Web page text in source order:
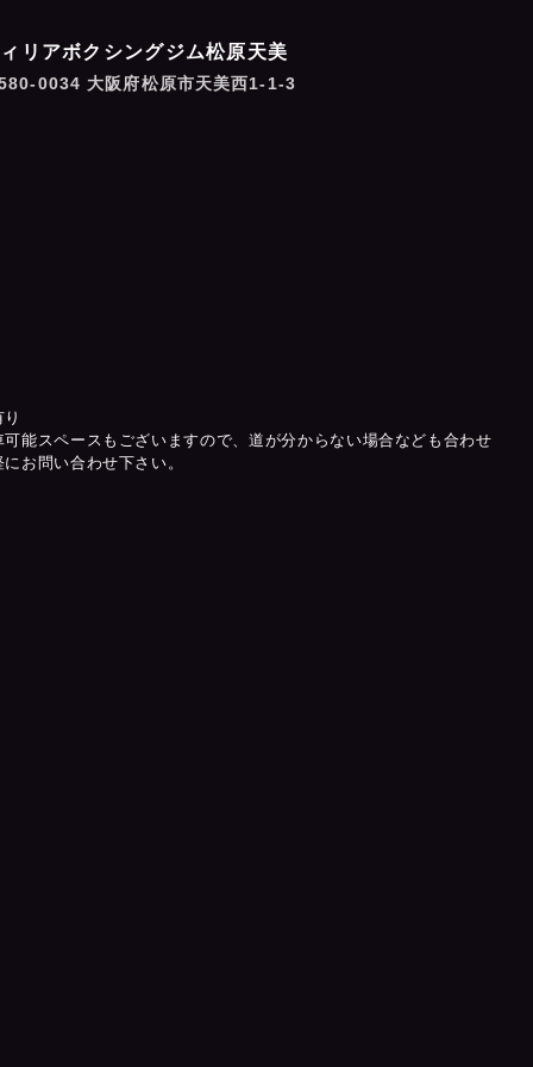
リアボクシングジム松原天美
0034 大阪府松原市天美西1-1-3
可能スペースもございますので、道が分からない場合なども合わせ
お問い合わせ下さい。